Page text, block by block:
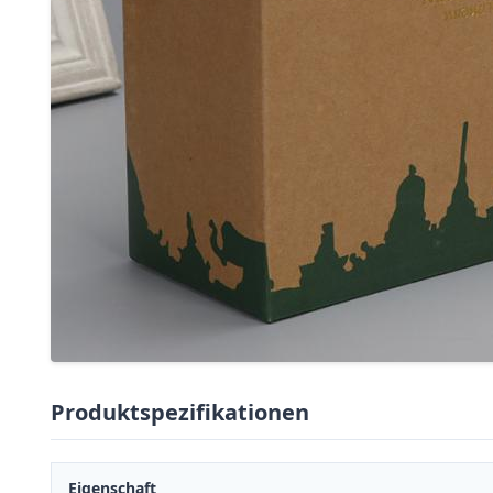
Produktspezifikationen
Eigenschaft